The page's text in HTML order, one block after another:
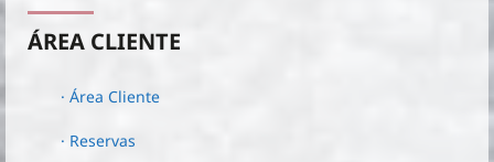
ÁREA CLIENTE
· Área Cliente
· Reservas